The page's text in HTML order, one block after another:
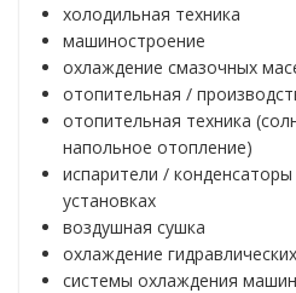
холодильная техника
машиностроение
охлаждение смазочных
отопительная /
отопительная техника
напольное отопление)
испарители /
установках
воздушная сушка
охлаждение
системы охлаждения